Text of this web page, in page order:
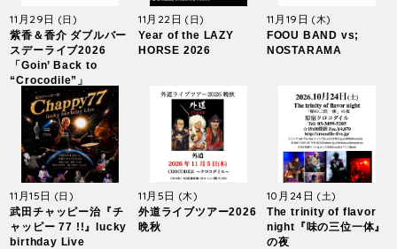
11月29日 (日)
紫香＆香介 ダブルバー
スデーライブ2026
「Goin’ Back to
“Crocodile”」
11月22日(日)
Year of the LAZY
HORSE 2026
11月19日 (木)
FOOU BAND vs;
NOSTARAMA
11月15日 (日)
武田チャッピー治『チ
ャッピー 77 !!』lucky
birthday Live
11月5日 (木)
外道ライブツアー2026
晩秋
10月24日 (土)
The trinity of flavor
night『味の三位一体』
の夜